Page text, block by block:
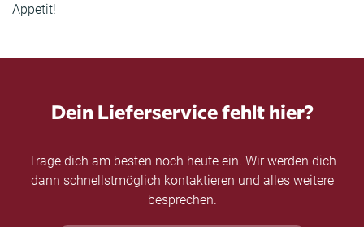
Appetit!
Dein Lieferservice fehlt hier?
Trage dich am besten noch heute ein. Wir werden dich
dann schnellstmöglich kontaktieren und alles weitere
besprechen.